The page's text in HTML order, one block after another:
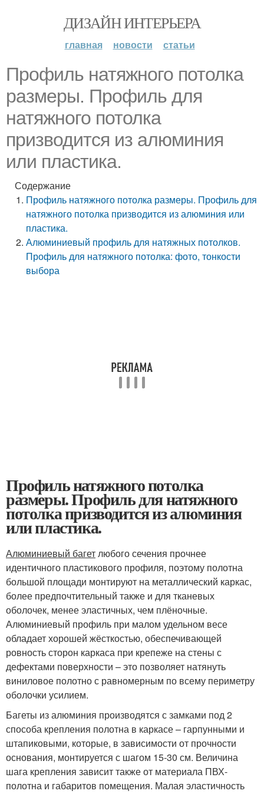
ДИЗАЙН ИНТЕРЬЕРА
главная новости статьи
Профиль натяжного потолка
размеры. Профиль для
натяжного потолка
призводится из алюминия
или пластика.
Содержание
Профиль натяжного потолка размеры. Профиль для
натяжного потолка призводится из алюминия или
пластика.
Алюминиевый профиль для натяжных потолков.
Профиль для натяжного потолка: фото, тонкости
выбора
Профиль натяжного потолка
размеры. Профиль для натяжного
потолка призводится из алюминия
или пластика.
Алюминиевый багетлюбого сечения прочнее
идентичного пластикового профиля, поэтому полотна
большой площади монтируют на металлический каркас,
более предпочтительный также и для тканевых
оболочек, менее эластичных, чем плёночные.
Алюминиевый профиль при малом удельном весе
обладает хорошей жёсткостью, обеспечивающей
ровность сторон каркаса при крепеже на стены с
дефектами поверхности – это позволяет натянуть
виниловое полотно с равномерным по всему периметру
оболочки усилием.
Багеты из алюминия производятся с замками под 2
способа крепления полотна в каркасе – гарпунными и
штапиковыми, которые, в зависимости от прочности
основания, монтируется с шагом 15-30 см. Величина
шага крепления зависит также от материала ПВХ-
полотна и габаритов помещения. Малая эластичность